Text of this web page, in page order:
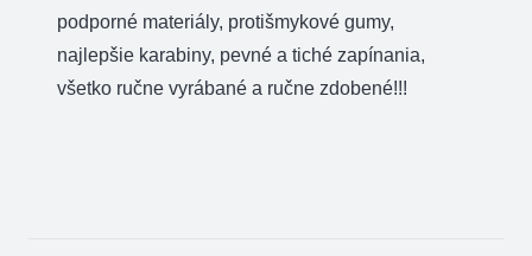
podporné materiály, protišmykové gumy,
najlepšie karabiny, pevné a tiché zapínania,
všetko ručne vyrábané a ručne zdobené!!!